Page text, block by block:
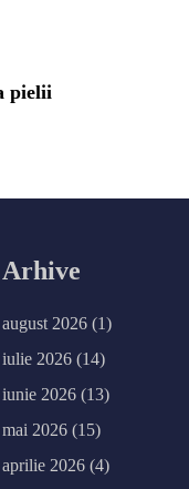
pielii
Arhive
august 2026 (1)
iulie 2026 (14)
iunie 2026 (13)
mai 2026 (15)
aprilie 2026 (4)